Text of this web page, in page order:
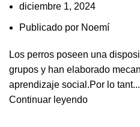
diciembre 1, 2024
Publicado por Noemí
Los perros poseen una
grupos y han elaborado
aprendizaje social.Por lo tant...
Continuar leyendo